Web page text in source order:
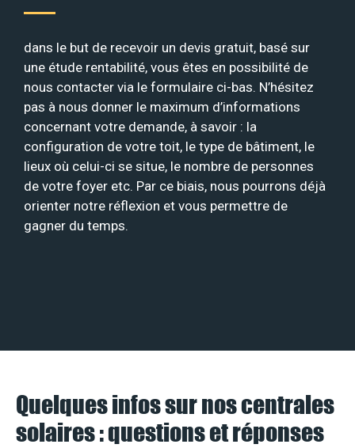
dans le but de recevoir un devis gratuit, basé sur
une étude rentabilité, vous êtes en possibilité de
nous contacter via le formulaire ci-bas. N’hésitez
pas à nous donner le maximum d’informations
concernant votre demande, à savoir : la
configuration de votre toit, le type de bâtiment, le
lieux où celui-ci se situe, le nombre de personnes
de votre foyer etc. Par ce biais, nous pourrons déjà
orienter notre réflexion et vous permettre de
gagner du temps.
Quelques infos sur nos centrales
solaires : questions et réponses